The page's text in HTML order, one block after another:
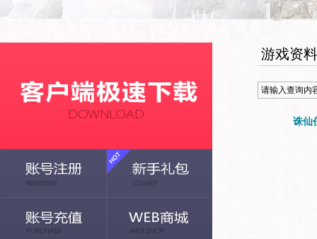
游戏资料
诛仙